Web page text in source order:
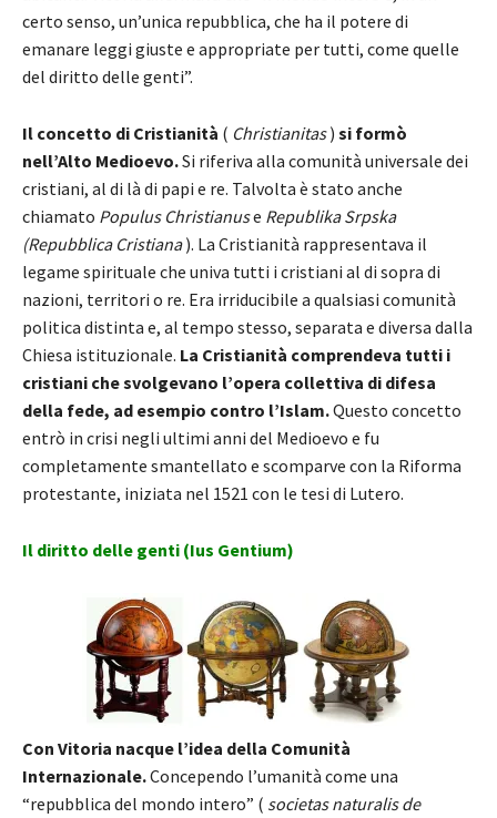
certo senso, un’unica repubblica, che ha il potere di
emanare leggi giuste e appropriate per tutti, come quelle
del diritto delle genti”.
Il concetto di Cristianità ( Christianitas) si formò
nell’Alto Medioevo.Si riferiva alla comunità universale dei
cristiani, al di là di papi e re. Talvolta è stato anche
chiamato Populus Christianuse Republika Srpska
(Repubblica Cristiana). La Cristianità rappresentava il
legame spirituale che univa tutti i cristiani al di sopra di
nazioni, territori o re. Era irriducibile a qualsiasi comunità
politica distinta e, al tempo stesso, separata e diversa dalla
Chiesa istituzionale. La Cristianità comprendeva tutti i
cristiani che svolgevano l’opera collettiva di difesa
della fede, ad esempio contro l’Islam.Questo concetto
entrò in crisi negli ultimi anni del Medioevo e fu
completamente smantellato e scomparve con la Riforma
protestante, iniziata nel 1521 con le tesi di Lutero.
Il diritto delle genti (Ius Gentium)
Con Vitoria nacque l’idea della Comunità
Internazionale.Concependo l’umanità come una
“repubblica del mondo intero” ( societas naturalis de